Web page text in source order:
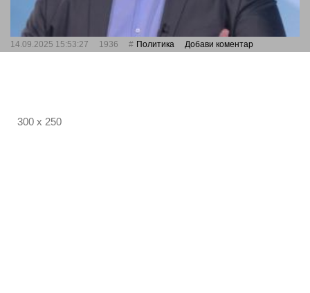
14.09.2025 15:53:27 1936 Политика Добави коментар
300 x 250